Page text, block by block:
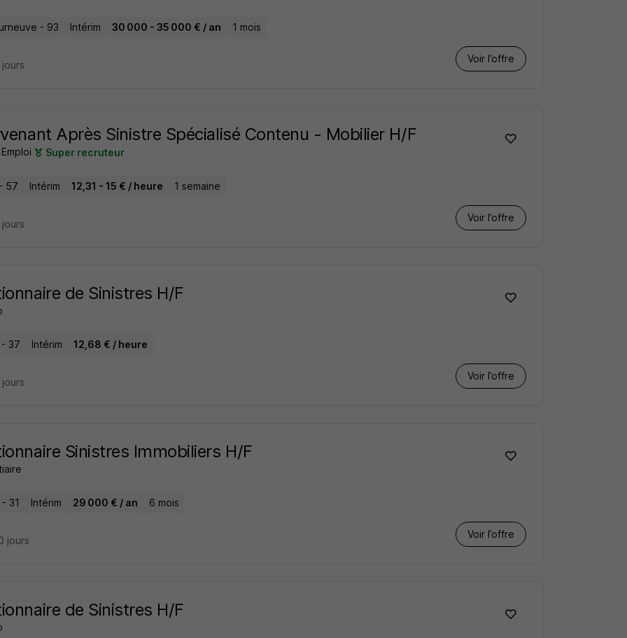
- 93 Intérim 30 000 - 35 000 € / an 1 mois
Voir l’offre
Après Sinistre Spécialisé Contenu - Mobilier H/F
Super recruteur
57 Intérim 12,31 - 15 € / heure 1 semaine
Voir l’offre
de Sinistres H/F
37 Intérim 12,68 € / heure
Voir l’offre
Sinistres Immobiliers H/F
31 Intérim 29 000 € / an 6 mois
Voir l’offre
jours
de Sinistres H/F